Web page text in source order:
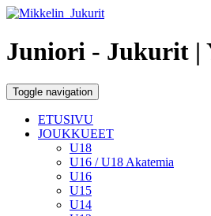
Juniori - Jukurit |
Toggle navigation
ETUSIVU
JOUKKUEET
U18
U16 / U18 Akatemia
U16
U15
U14